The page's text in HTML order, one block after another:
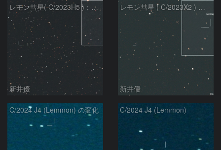
レモン彗星( C/2023H5 )：2026/05/20
新井優
レモン彗星 ( C/2023X2 ) の予報位置：2026/05/29
新井優
C/2024 J4 (Lemmon) の変化 C/2024 J4 (Lemmon)